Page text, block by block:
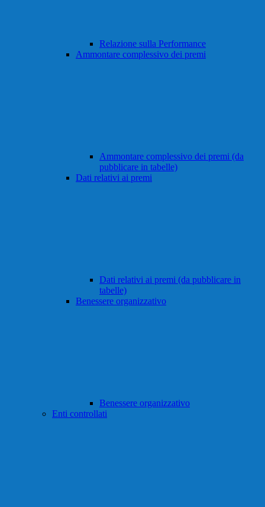
Relazione sulla Performance
Ammontare complessivo dei premi
Ammontare complessivo dei premi (da
pubblicare in tabelle)
Dati relativi ai premi
Dati relativi ai premi (da pubblicare in
tabelle)
Benessere organizzativo
Benessere organizzativo
Enti controllati